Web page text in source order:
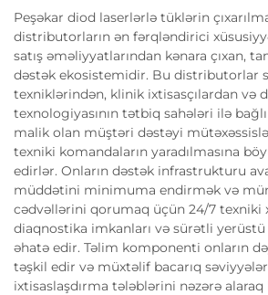
Peşəkar diod laserlərlə tüklərin
distributorların ən fərqləndirici
satış əməliyyatlarından kənara çıxan,
dəstək ekosistemidir. Bu distributorlar
texniklərindən, klinik ixtisasçılardan və
texnologiyasının tətbiq sahələri ilə
malik olan müştəri dəstəyi
texniki komandaların yaradılmasına
edirlər. Onların dəstək infrastrukturu
müddətini minimuma endirmək və
cədvəllərini qorumaq üçün 24/7 texniki
diaqnostika imkanları və sürətli yerüstü
əhatə edir. Təlim komponenti onların
təşkil edir və müxtəlif bacarıq
ixtisaslaşdırma tələblərini nəzərə alaraq